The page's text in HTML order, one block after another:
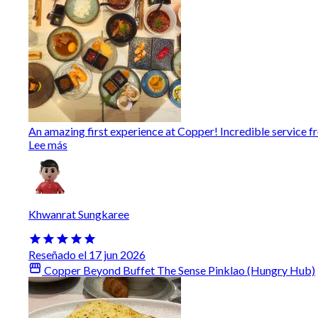
An amazing first experience at Copper! Incredible service
Lee más
Khwanrat Sungkaree
Reseñado el 17 jun 2026
Copper Beyond Buffet The Sense Pinklao (Hungry Hub)